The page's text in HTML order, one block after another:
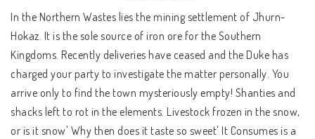
In the Northern Wastes lies the mining settlement of Jhurn-
Hokaz. It is the sole source of iron ore for the Southern
Kingdoms. Recently deliveries have ceased and the Duke has
charged your party to investigate the matter personally. You
arrive only to find the town mysteriously empty! Shanties and
shacks left to rot in the elements. Livestock frozen in the snow,
or is it snow' Why then does it taste so sweet' It Consumes is a